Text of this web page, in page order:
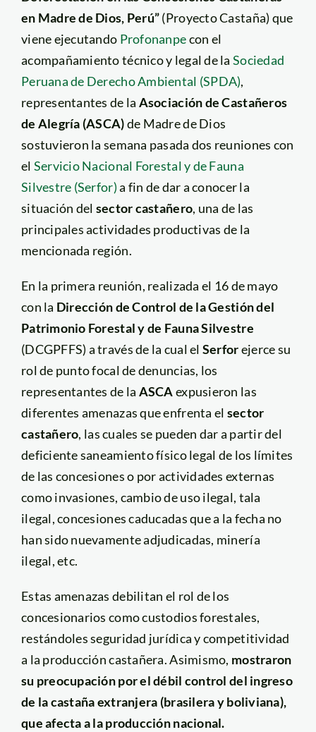
en Madre de Dios, Perú”(Proyecto Castaña) que
viene ejecutando Profonanpecon el
acompañamiento técnico y legal de la Sociedad
Peruana de Derecho Ambiental (SPDA),
representantes de la Asociación de Castañeros
de Alegría (ASCA)de Madre de Dios
sostuvieron la semana pasada dos reuniones con
el Servicio Nacional Forestal y de Fauna
Silvestre (Serfor)a fin de dar a conocer la
situación del sector castañero, una de las
principales actividades productivas de la
mencionada región.
En la primera reunión, realizada el 16 de mayo
con la Dirección de Control de la Gestión del
Patrimonio Forestal y de Fauna Silvestre
(DCGPFFS) a través de la cual el Serforejerce su
rol de punto focal de denuncias, los
representantes de la ASCAexpusieron las
diferentes amenazas que enfrenta el sector
castañero, las cuales se pueden dar a partir del
deficiente saneamiento físico legal de los límites
de las concesiones o por actividades externas
como invasiones, cambio de uso ilegal, tala
ilegal, concesiones caducadas que a la fecha no
han sido nuevamente adjudicadas, minería
ilegal, etc.
Estas amenazas debilitan el rol de los
concesionarios como custodios forestales,
restándoles seguridad jurídica y competitividad
a la producción castañera. Asimismo, mostraron
su preocupación por el débil control del ingreso
de la castaña extranjera (brasilera y boliviana),
que afecta a la producción nacional.